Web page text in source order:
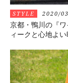
STYLE 2020/
京都・鴨川の『
ィークと心地よい